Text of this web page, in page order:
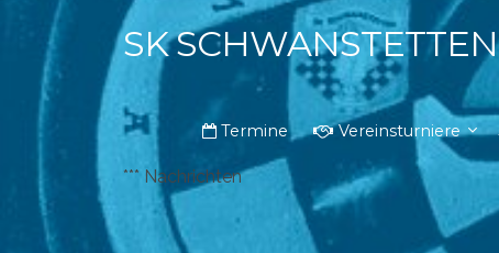
SK SCHWANSTETTEN
Termine Vereinsturniere
*** Nachrichten